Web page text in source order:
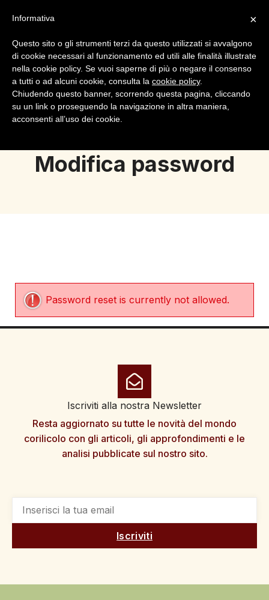
Login Registrazione
Modifica password
Password reset is currently not allowed.
Iscriviti alla nostra Newsletter
Resta aggiornato su tutte le novità del mondo
corilicolo con gli articoli, gli approfondimenti e le
analisi pubblicate sul nostro sito.
Iscriviti
×
Informativa
Questo sito o gli strumenti terzi da questo utilizzati si avvalgono
di cookie necessari al funzionamento ed utili alle finalità illustrate
nella cookie policy. Se vuoi saperne di più o negare il consenso
a tutti o ad alcuni cookie, consulta la cookie policy.
Chiudendo questo banner, scorrendo questa pagina, cliccando
su un link o proseguendo la navigazione in altra maniera,
acconsenti all’uso dei cookie.